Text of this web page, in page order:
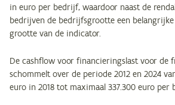
in euro per bedrijf, waardoor naast de
bedrijven de bedrijfsgrootte een
grootte van de indicator.
De cashflow voor financieringslast voor de
schommelt over de periode 2012 en 2024
euro in 2018 tot maximaal 337.300 euro per